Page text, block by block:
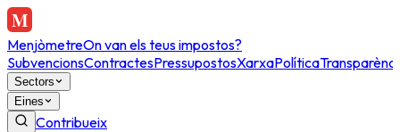
MenjòmetreOn van els teus impostos?
SubvencionsContractesPressupostosXarxaPolítica
Sectors
Eines
Contribueix